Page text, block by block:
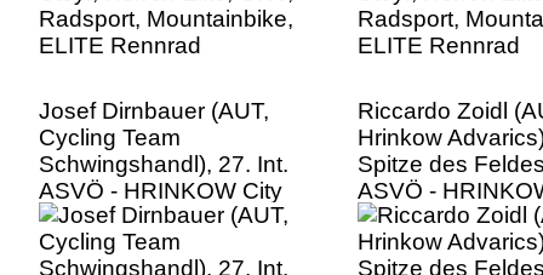
Josef Dirnbauer (AUT,
Cycling Team
Schwingshandl), 27. Int.
ASVÖ - HRINKOW City
Kriterium Steyr, Herren
Elite, ÖRV, Radsport,
Riccardo Zoidl
Hrinkow
Spitze des
ASVÖ -
Kriterium Steyr,
Elite, ÖRV,